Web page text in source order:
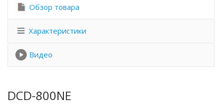
Обзор товара
Характеристики
Видео
DCD-800NE